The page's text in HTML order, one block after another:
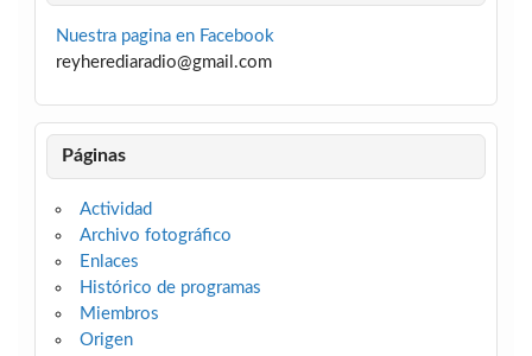
Nuestra pagina en Facebook
reyherediaradio@gmail.com
Páginas
Actividad
Archivo fotográfico
Enlaces
Histórico de programas
Miembros
Origen